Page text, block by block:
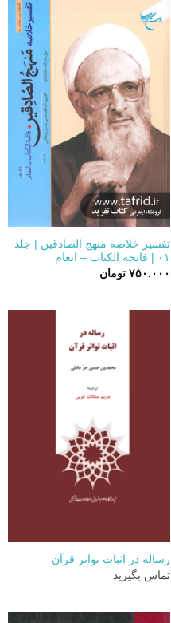
تفسیر خلاصه منهج الصادقین | جلد
۰۱ | فاتحه الکتاب – انعام
۷۵۰.۰۰۰ تومان
رساله در اثبات تواتر قرآن
تماس بگیرید